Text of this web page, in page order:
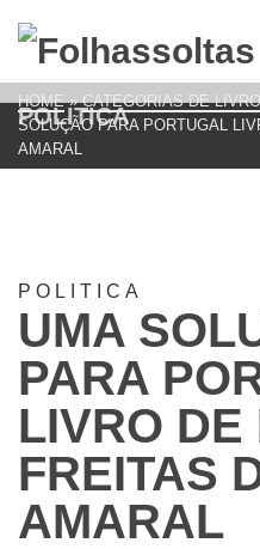
POLITICA
HOME » CATEGORIAS DE
SOLUÇÃO PARA PORTUGAL
AMARAL
POLITICA
UMA
PARA
LIVRO DE
FREITAS
AMARAL